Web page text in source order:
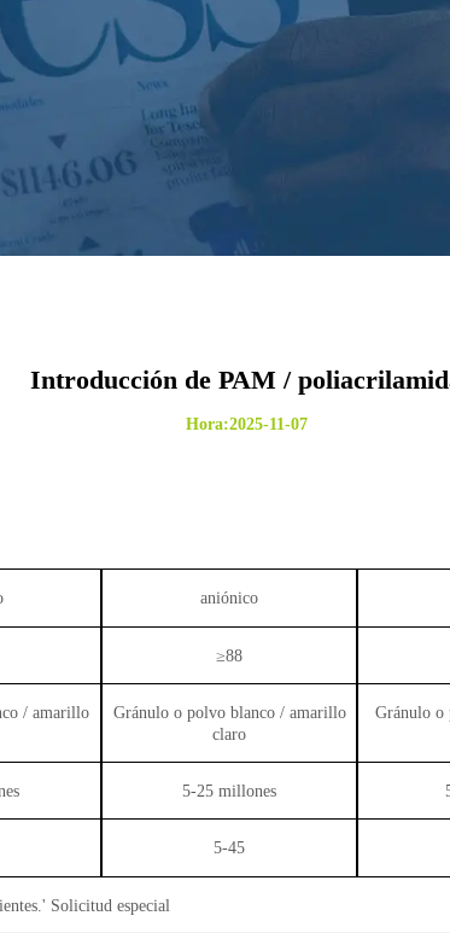
Introducción de PAM /
Hora:2025-11-07